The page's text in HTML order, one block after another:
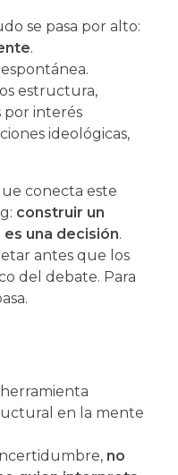
se pasa por alto:
.
estructura,
por interés
ideológicas,
conecta este
construir un
una decisión.
antes que los
del debate. Para
en la mente
no